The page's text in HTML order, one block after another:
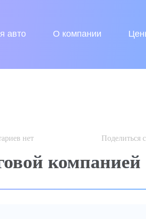
авто О компании
нет Поделиться
компанией